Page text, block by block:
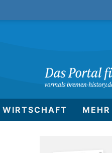
WIRTSCHAFT MEHR